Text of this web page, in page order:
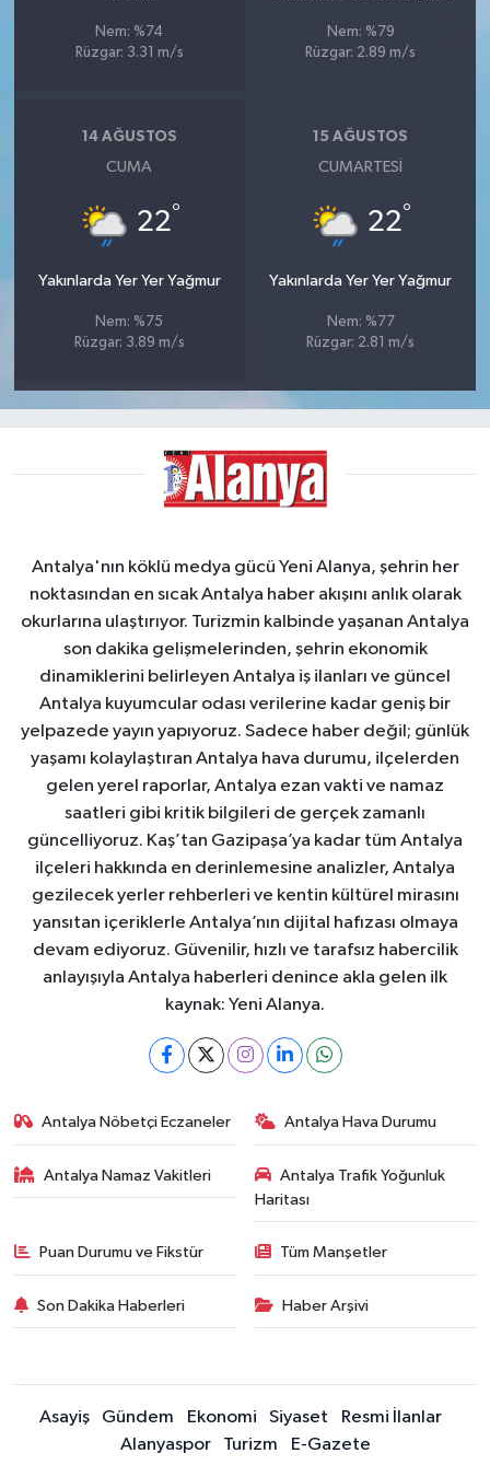
Nem: %74
Rüzgar: 3.31 m/s
Nem: %79
Rüzgar: 2.89 m/s
14 AĞUSTOS
CUMA
22°
Yakınlarda Yer Yer Yağmur
Nem: %75
Rüzgar: 3.89 m/s
15 AĞUSTOS
CUMARTESI
22°
Yakınlarda Yer Yer Yağmur
Nem: %77
Rüzgar: 2.81 m/s
Antalya'nın köklü medya gücü Yeni Alanya, şehrin her
noktasından en sıcak Antalya haber akışını anlık olarak
okurlarına ulaştırıyor. Turizmin kalbinde yaşanan Antalya
son dakika gelişmelerinden, şehrin ekonomik
dinamiklerini belirleyen Antalya iş ilanları ve güncel
Antalya kuyumcular odası verilerine kadar geniş bir
yelpazede yayın yapıyoruz. Sadece haber değil; günlük
yaşamı kolaylaştıran Antalya hava durumu, ilçelerden
gelen yerel raporlar, Antalya ezan vakti ve namaz
saatleri gibi kritik bilgileri de gerçek zamanlı
güncelliyoruz. Kaş’tan Gazipaşa’ya kadar tüm Antalya
ilçeleri hakkında en derinlemesine analizler, Antalya
gezilecek yerler rehberleri ve kentin kültürel mirasını
yansıtan içeriklerle Antalya’nın dijital hafızası olmaya
devam ediyoruz. Güvenilir, hızlı ve tarafsız habercilik
anlayışıyla Antalya haberleri denince akla gelen ilk
kaynak: Yeni Alanya.
Antalya Nöbetçi Eczaneler Antalya Hava Durumu
Antalya Namaz Vakitleri
Antalya Trafik Yoğunluk
Haritası
Puan Durumu ve Fikstür Tüm Manşetler
Son Dakika Haberleri Haber Arşivi
Asayiş Gündem Ekonomi Siyaset
Resmi İlanlar
Alanyaspor
Turizm E-Gazete